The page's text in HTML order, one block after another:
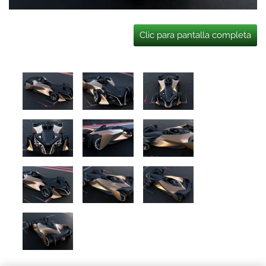
Clic para pantalla completa